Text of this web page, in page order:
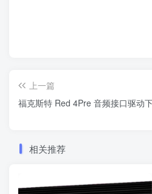
上一篇
福克斯特 Red 4Pre 音频接口驱动
相关推荐